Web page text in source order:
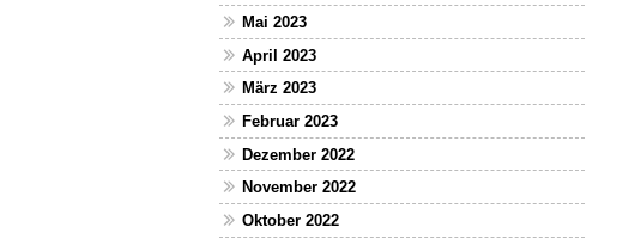
Mai 2023
April 2023
März 2023
Februar 2023
Dezember 2022
November 2022
Oktober 2022